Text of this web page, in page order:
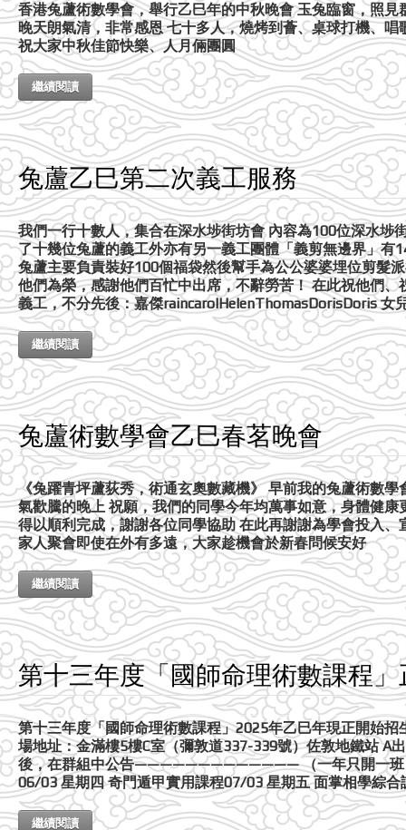
香港兔蘆術數學會，舉行乙巳年的中秋晚會 玉兔臨窗，照
晚天朗氣清，非常感恩 七十多人，燒烤到薈、桌球打機、
祝大家中秋佳節快樂、人月倆團圓
繼續閱讀
兔蘆乙巳第二次義工服務
我們一行十數人，集合在深水埗街坊會 內容為100位深水埗
了十幾位兔蘆的義工外亦有另一義工團體「義剪無邊界」
兔蘆主要負責裝好100個福袋然後幫手為公公婆婆埋位剪髮
他們為榮，感謝他們百忙中出席，不辭勞苦！ 在此祝
義工，不分先後：嘉傑raincarolHelenThomasDorisDoris 女
繼續閱讀
兔蘆術數學會乙巳春茗晚會
《兔躍青坪蘆荻秀，術通玄奧數藏機》 早前我的兔蘆術數
氣歡騰的晚上 祝願，我們的同學今年均萬事如意，身體健
得以順利完成，謝謝各位同學協助 在此再謝謝為學會投入
家人聚會即使在外有多遠，大家趁機會於新春問候安好
繼續閱讀
第十三年度「國師命理術數課程
第十三年度「國師命理術數課程」2025年乙巳年現正開始
場地址：金滿樓5樓C室（彌敦道337-339號）佐敦地鐵站 A
後，在群組中公告————————————— （一年只開一班）
06/03 星期四 奇門遁甲實用課程07/03 星期五 面掌相學綜
繼續閱讀